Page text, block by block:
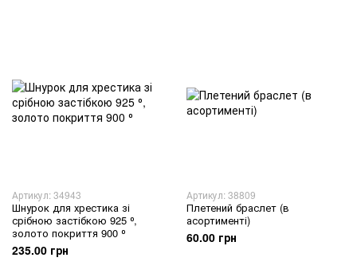
Артикул: 34943
Шнурок для хрестика зі
срібною застібкою 925 ⁰,
золото покриття 900 ⁰
235.00 грн
Артикул: 38809
Плетений браслет (в
асортименті)
60.00 грн